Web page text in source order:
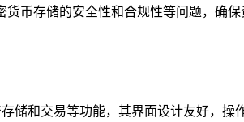
币存储的安全性和合规性等问题，确
储和交易等功能，其界面设计友好，操